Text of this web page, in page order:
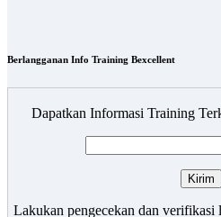
Berlangganan Info Training Bexcellent
Dapatkan Informasi Training
Lakukan pengecekan dan